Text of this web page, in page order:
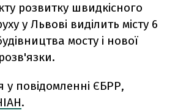
розвитку швидкісного
у Львові виділить місту 6
мосту і нової
у повідомленні ЄБРР,
.